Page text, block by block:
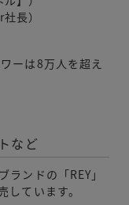
長）
ーは8万人を超え
など
ンドの「REY」
ています。